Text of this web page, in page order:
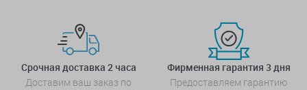
Срочная доставка 2 часа
Доставим ваш заказ по
Фирменная гарантия 3 дня
Предоставляем гарантию